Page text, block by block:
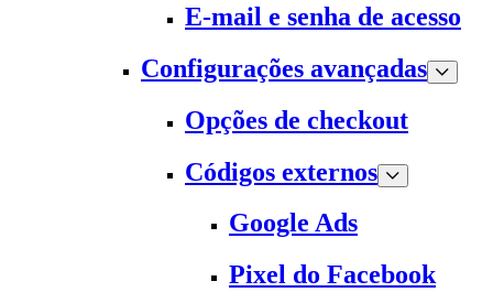
E-mail e senha de acesso
Configurações avançadas
Opções de checkout
Códigos externos
Google Ads
Pixel do Facebook